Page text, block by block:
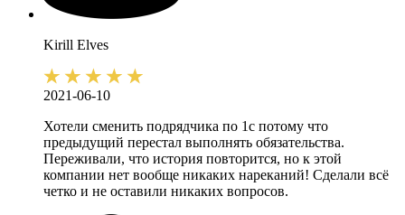
Kirill Elves
2021-06-10
Хотели сменить подрядчика по 1с потому что
предыдущий перестал выполнять обязательства.
Переживали, что история повторится, но к этой
компании нет вообще никаких нареканий! Сделали всё
четко и не оставили никаких вопросов.